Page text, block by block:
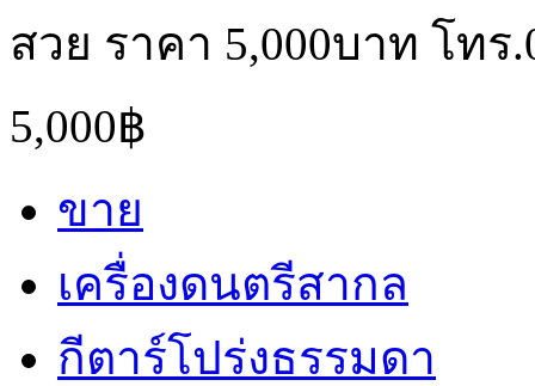
สวย ราคา 5,000บาท โทร
5,000฿
ขาย
เครื่องดนตรีสากล
กีตาร์โปร่งธรรมดา